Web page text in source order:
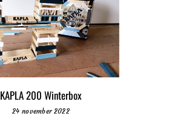
KAPLA 200 Winterbox
24 november 2022